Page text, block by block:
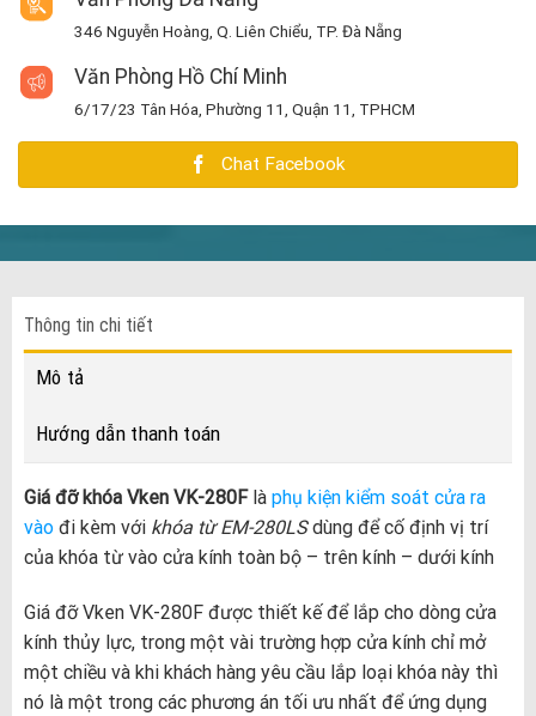
346 Nguyễn Hoàng, Q. Liên Chiểu, TP. Đà Nẵng
Văn Phòng Hồ Chí Minh
6/17/23 Tân Hóa, Phường 11, Quận 11, TPHCM
Chat Facebook
Thông tin chi tiết
Mô tả
Hướng dẫn thanh toán
Giá đỡ khóa Vken VK-280Flà phụ kiện kiểm soát cửa ra
vàođi kèm với khóa từ EM-280LSdùng để cố định vị trí
của khóa từ vào cửa kính toàn bộ – trên kính – dưới kính
Giá đỡ Vken VK-280F được thiết kế để lắp cho dòng cửa
kính thủy lực, trong một vài trường hợp cửa kính chỉ mở
một chiều và khi khách hàng yêu cầu lắp loại khóa này thì
nó là một trong các phương án tối ưu nhất để ứng dụng